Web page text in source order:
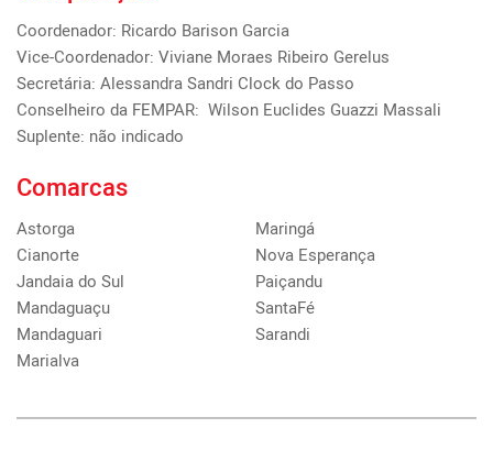
Coordenador: Ricardo Barison Garcia
Vice-Coordenador: Viviane Moraes Ribeiro Gerelus
Secretária: Alessandra Sandri Clock do Passo
Conselheiro da FEMPAR:  Wilson Euclides Guazzi Massali
Suplente: não indicado
Comarcas
Astorga
Cianorte
Jandaia do Sul
Mandaguaçu
Mandaguari
Marialva
Maringá
Nova Esperança
Paiçandu
SantaFé
Sarandi